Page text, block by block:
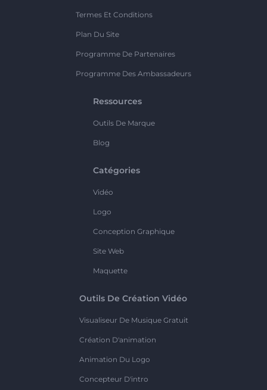
Termes Et Conditions
Plan Du Site
Programme De Partenaires
Programme Des Ambassadeurs
Ressources
Outils De Marque
Blog
Catégories
Vidéo
Logo
Conception Graphique
Site Web
Maquette
Outils De Création Vidéo
Visualiseur De Musique Gratuit
Création D'animation
Animation Du Logo
Concepteur D'intro